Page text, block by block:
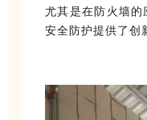
尤其是在防火墙的
安全防护提供了创